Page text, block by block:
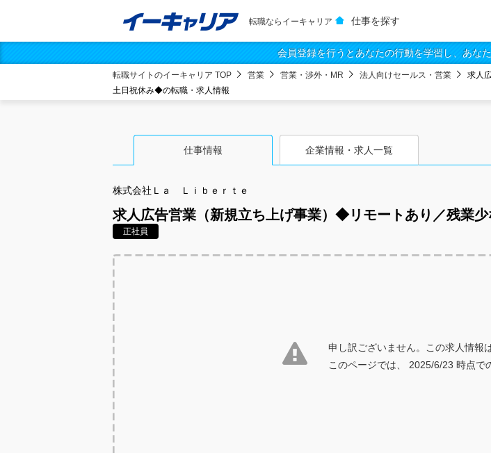
転職ならイーキャリア 仕事を探す
会員登録を行うとあなたの行動を学習し、あな
転職サイトのイーキャリア TOP 営業 営業・渉外・MR 法人向けセールス・営業
求人
土日祝休み◆の転職・求人情報
仕事情報 企業情報・求人一覧
株式会社Ｌａ Ｌｉｂｅｒｔｅ
求人広告営業（新規立ち上げ事業）◆リモートあり／残業
正社員
申し訳ございません。この求人情報
このページでは、 2025/6/23 時点で